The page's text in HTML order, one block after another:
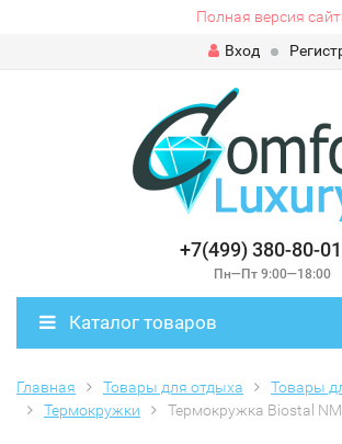
Полная версия
Вход
+7(499) 380-80-01
Пн—Пт 9:00—18:00
Каталог товаров
Главная Товары для отдыха
Товары
Термокружки
Термокружка Biostal